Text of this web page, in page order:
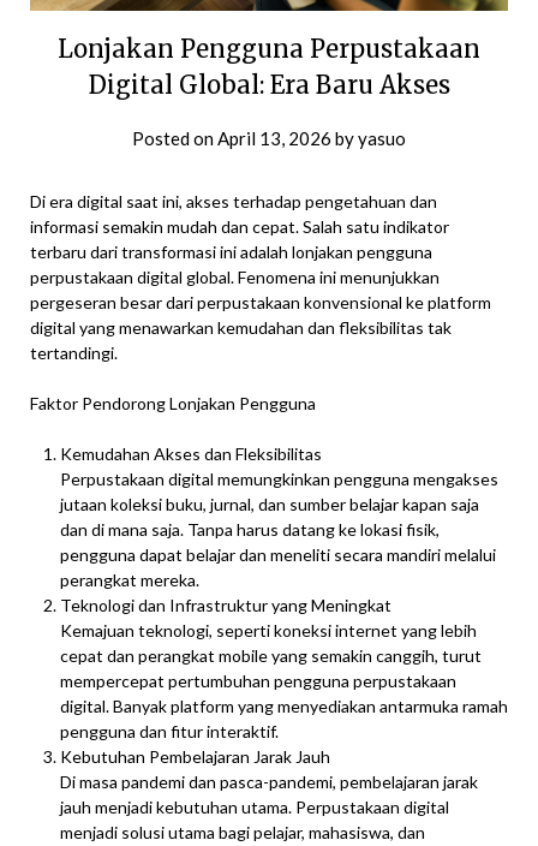
Lonjakan Pengguna Perpustakaan
Digital Global: Era Baru Akses
Posted onApril 13, 2026 byyasuo
Di era digital saat ini, akses terhadap pengetahuan dan
informasi semakin mudah dan cepat. Salah satu indikator
terbaru dari transformasi ini adalah lonjakan pengguna
perpustakaan digital global. Fenomena ini menunjukkan
pergeseran besar dari perpustakaan konvensional ke platform
digital yang menawarkan kemudahan dan fleksibilitas tak
tertandingi.
Faktor Pendorong Lonjakan Pengguna
Kemudahan Akses dan Fleksibilitas
Perpustakaan digital memungkinkan pengguna mengakses
jutaan koleksi buku, jurnal, dan sumber belajar kapan saja
dan di mana saja. Tanpa harus datang ke lokasi fisik,
pengguna dapat belajar dan meneliti secara mandiri melalui
perangkat mereka.
Teknologi dan Infrastruktur yang Meningkat
Kemajuan teknologi, seperti koneksi internet yang lebih
cepat dan perangkat mobile yang semakin canggih, turut
mempercepat pertumbuhan pengguna perpustakaan
digital. Banyak platform yang menyediakan antarmuka ramah
pengguna dan fitur interaktif.
Kebutuhan Pembelajaran Jarak Jauh
Di masa pandemi dan pasca-pandemi, pembelajaran jarak
jauh menjadi kebutuhan utama. Perpustakaan digital
menjadi solusi utama bagi pelajar, mahasiswa, dan